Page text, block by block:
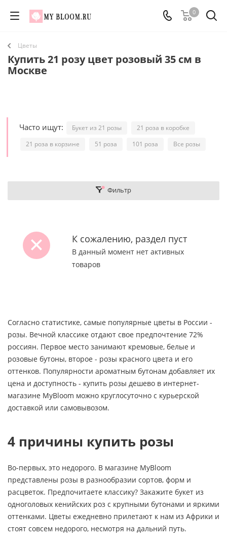
0
Цветы
Купить 21 розу цвет розовый 35 см в
Москве
Часто ищут: Букет из 21 розы
21 роза в коробке
21 роза в корзине
51 роза 101 роза Все розы
Фильтр
К сожалению, раздел пуст
В данный момент нет активных
товаров
Согласно статистике, самые популярные цветы в России -
розы. Вечной классике отдают свое предпочтение 72%
россиян. Первое место занимают кремовые, белые и
розовые бутоны, второе - розы красного цвета и его
оттенков. Популярности ароматным бутонам добавляет их
цена и доступность - купить розы дешево в интернет-
магазине MyBloom можно круглосуточно с курьерской
доставкой или самовывозом.
4 причины купить розы
Во-первых, это недорого. В магазине MyBloom
представлены розы в разнообразии сортов, форм и
расцветок. Предпочитаете классику? Закажите букет из
одноголовых кенийских роз с крупными бутонами и яркими
оттенками. Цветы ежедневно прилетают к нам из Африки и
стоят совсем недорого, несмотря на дальний путь.